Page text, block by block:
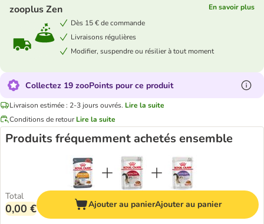
zooplus Zen
En savoir plus
Dès 15 € de commande
Livraisons régulières
Modifier, suspendre ou résilier à tout moment
Collectez 19 zooPoints pour ce produit
Livraison estimée : 2-3 jours ouvrés. Lire la suite
Conditions de retour Lire la suite
Produits fréquemment achetés ensemble
Total
0,00 € Ajouter au panierAjouter au panier